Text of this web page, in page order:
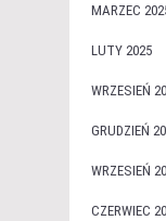
MARZEC
LUTY 2025
WRZESIEŃ
GRUDZIEŃ
WRZESIEŃ
CZERWIEC